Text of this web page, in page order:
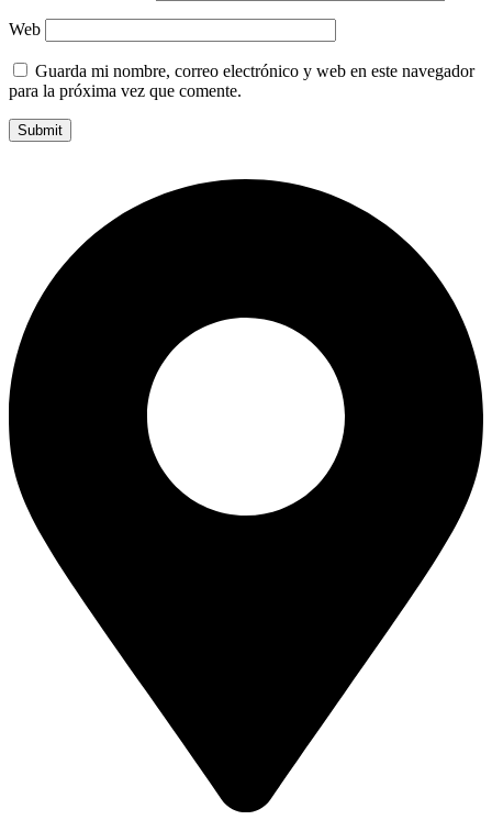
Web
Guarda mi nombre, correo electrónico y web en este navegador
para la próxima vez que comente.